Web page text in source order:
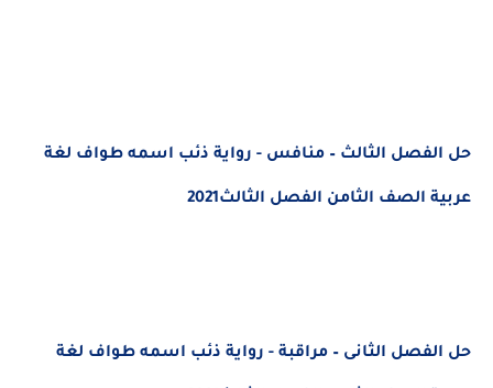
حل الفصل الثالث – منافس - رواية ذئب اسمه طواف لغة
عربية الصف الثامن الفصل الثالث2021
حل الفصل الثانى – مراقبة - رواية ذئب اسمه طواف لغة